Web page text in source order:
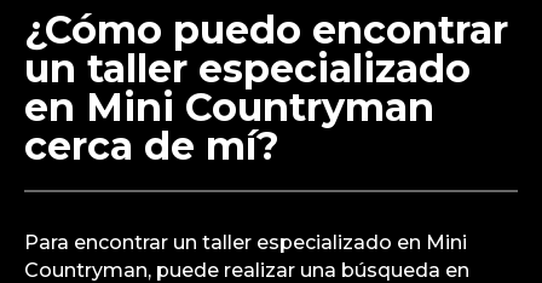
¿Cómo puedo encontrar
un taller especializado
en Mini Countryman
cerca de mí?
Para encontrar un taller especializado en Mini
Countryman, puede realizar una búsqueda en